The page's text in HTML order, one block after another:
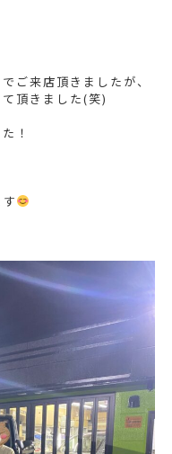
ご来店頂きましたが、
頂きました(笑)
！